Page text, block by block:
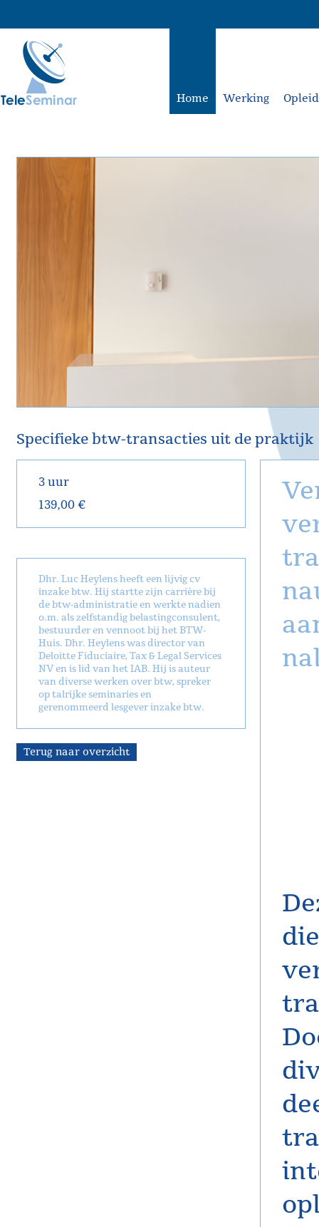
Home Werking
Specifieke btw-transacties uit de praktijk
3 uur
139,00 €
Dhr. Luc Heylens heeft een lijvig cv
inzake btw. Hij startte zijn carrière bij
de btw-administratie en werkte nadien
o.m. als zelfstandig belastingconsulent,
bestuurder en vennoot bij het BTW-
Huis. Dhr. Heylens was director van
Deloitte Fiduciaire, Tax & Legal Services
NV en is lid van het IAB. Hij is auteur
van diverse werken over btw, spreker
op talrijke seminaries en
gerenommeerd lesgever inzake btw.
Terug naar overzicht